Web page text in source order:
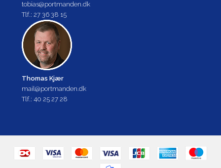
tobias@portmanden.dk
Tlf.: 27 36 38 15
Thomas Kjær
mail@portmanden.dk
Tlf.: 40 25 27 28